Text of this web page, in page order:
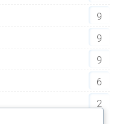
9
9
9
6
2